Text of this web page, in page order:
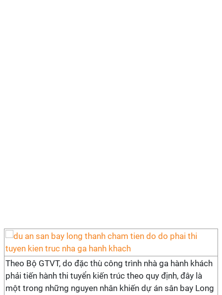
Theo Bộ GTVT, do đặc thù công trình nhà ga hành khách
phải tiến hành thi tuyển kiến trúc theo quy định, đây là
một trong những nguyen nhân khiến dự án sân bay Long